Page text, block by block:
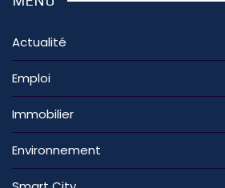
Actualité
Emploi
Immobilier
Environnement